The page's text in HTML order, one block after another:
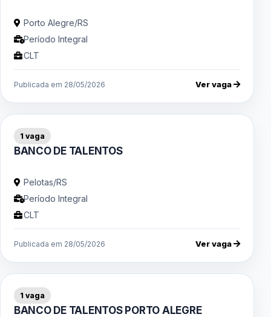
Porto Alegre/RS
Período Integral
CLT
Publicada em 28/05/2026 Ver vaga
1 vaga
BANCO DE TALENTOS
Pelotas/RS
Período Integral
CLT
Publicada em 28/05/2026 Ver vaga
1 vaga
BANCO DE TALENTOS PORTO ALEGRE